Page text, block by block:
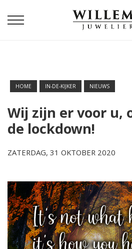
HOME IN-DE-KIJKER NIEUWS
Wij zijn er voor u,
de lockdown!
ZATERDAG, 31 OKTOBER 2020